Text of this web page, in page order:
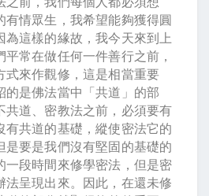
有情眾生，我希望能夠獲得圓
為這樣的緣故，我今天來到上
常在做任何一件善行之前，
式來作觀修，這是相當重要
的是佛法當中「共道」的部
共道、密教法之前，必須要有
有共道的基礎，縱使密法它的
是要是我們沒有堅固的基礎的
一段時間來修學密法，但是密
法呈現出來。因此，在還未修